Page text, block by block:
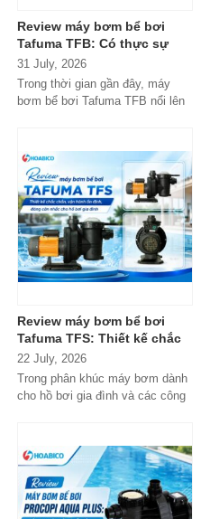
Review máy bơm bể bơi
Tafuma TFB: Có thực sự
đáng mua trong phân khúc
phổ thông?
31 July, 2026
Trong thời gian gần đây, máy
bơm bể bơi Tafuma TFB nổi lên
Review máy bơm bể bơi
Tafuma TFS: Thiết kế chắc
chắn, vận hành ổn định,
đáng cân nhắc cho hồ bơi
gia đình
22 July, 2026
Trong phân khúc máy bơm dành
cho hồ bơi gia đình và các công